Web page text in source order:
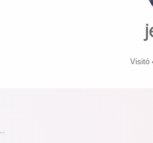
Visitó